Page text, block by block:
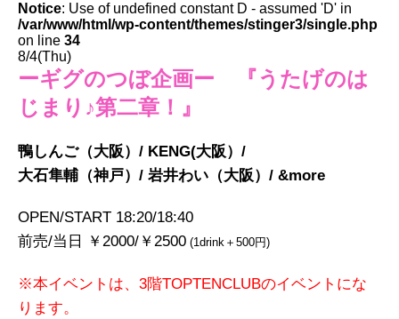
Notice: Use of undefined constant D - assumed 'D' in
/var/www/html/wp-content/themes/stinger3/single.php
on line 34
8/4(Thu)
ーギグのつぼ企画ー 『うたげのは
じまり♪第二章！』
鴨しんご（大阪）/ KENG(大阪）/
大石隼輔（神戸）/ 岩井わい（大阪）/ &more
OPEN/START 18:20/18:40
前売/当日 ￥2000/￥2500 (1drink＋500円)
※本イベントは、3階TOPTENCLUBのイベントにな
ります。